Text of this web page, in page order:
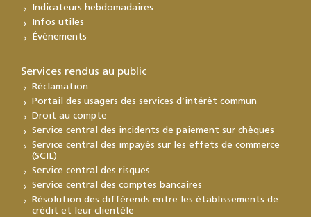
Indicateurs hebdomadaires
Infos utiles
Événements
Services rendus au public
Réclamation
Portail des usagers des services d’intérêt commun
Droit au compte
Service central des incidents de paiement sur chèques
Service central des impayés sur les effets de commerce
(SCIL)
Service central des risques
Service central des comptes bancaires
Résolution des différends entre les établissements de
crédit et leur clientèle